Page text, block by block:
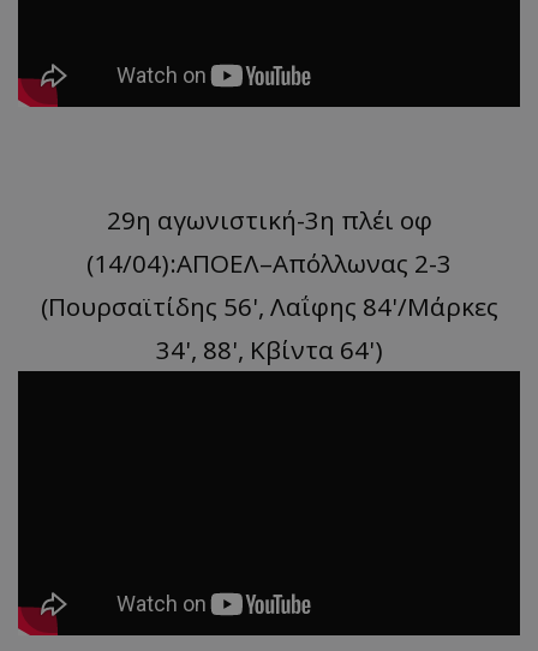
29η αγωνιστική-3η πλέι οφ
(14/04):ΑΠΟΕΛ–Απόλλωνας 2-3
(Πουρσαϊτίδης 56', Λαΐφης 84'/Mάρκες
34', 88', Κβίντα 64')